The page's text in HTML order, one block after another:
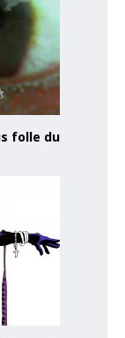
folle du